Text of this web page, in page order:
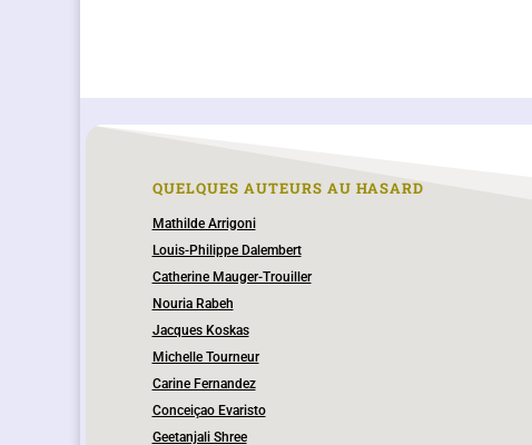
QUELQUES AUTEURS AU HASARD
Mathilde Arrigoni
Louis-Philippe Dalembert
Catherine Mauger-Trouiller
Nouria Rabeh
Jacques Koskas
Michelle Tourneur
Carine Fernandez
Conceiçao Evaristo
Geetanjali Shree